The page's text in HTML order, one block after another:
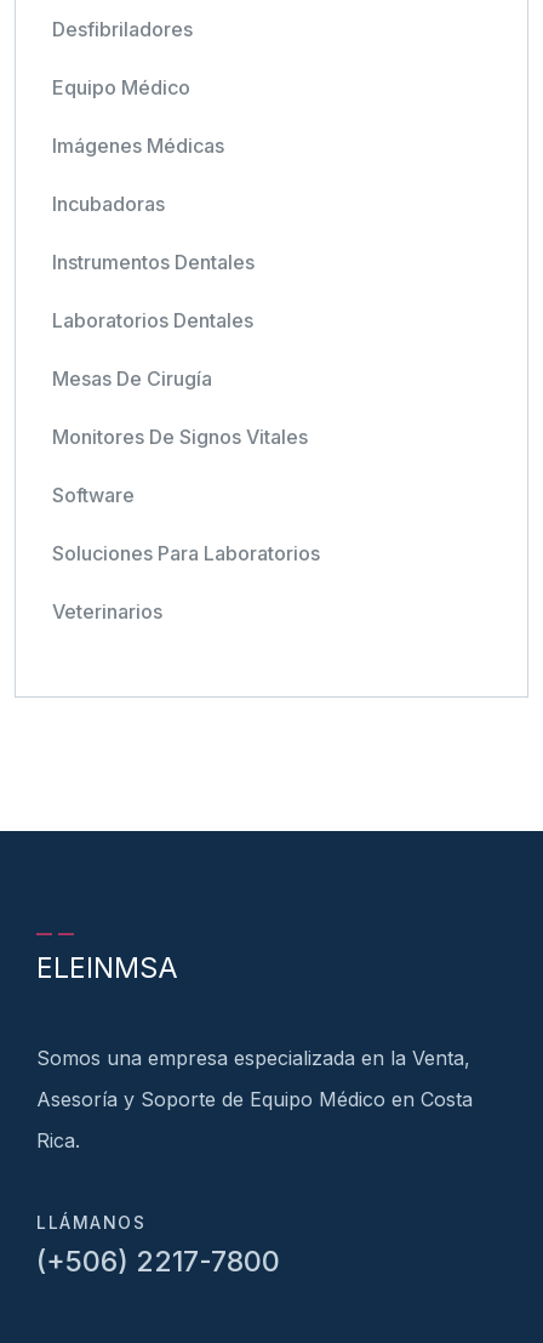
Desfibriladores
Equipo Médico
Imágenes Médicas
Incubadoras
Instrumentos Dentales
Laboratorios Dentales
Mesas De Cirugía
Monitores De Signos Vitales
Software
Soluciones Para Laboratorios
Veterinarios
ELEINMSA
Somos una empresa especializada en la Venta,
Asesoría y Soporte de Equipo Médico en Costa
Rica.
LLÁMANOS
(+506) 2217-7800